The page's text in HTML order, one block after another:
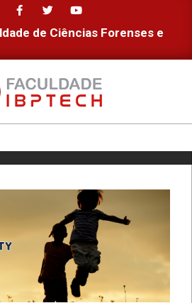
de Ciências Forenses e